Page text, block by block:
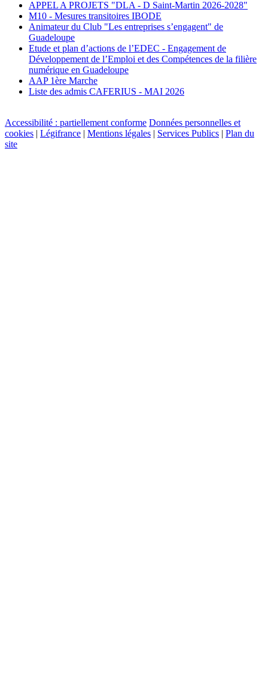
APPEL A PROJETS "DLA - D Saint-Martin 2026-2028"
M10 - Mesures transitoires IBODE
Animateur du Club "Les entreprises s’engagent" de
Guadeloupe
Etude et plan d’actions de l’EDEC - Engagement de
Développement de l’Emploi et des Compétences de la filière
numérique en Guadeloupe
AAP 1ère Marche
Liste des admis CAFERIUS - MAI 2026
Accessibilité : partiellement conforme Données personnelles et
cookies | Légifrance | Mentions légales | Services Publics | Plan du
site